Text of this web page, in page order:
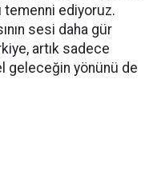
temenni ediyoruz.
sesi daha gür
artık sadece
geleceğin yönünü de